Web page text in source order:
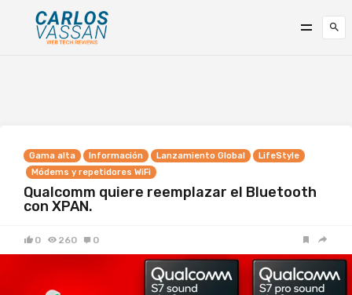
Gama alta Información Lanzamiento Global
LifeStyle
Módems y repetidores WiFi
Qualcomm quiere reemplazar el Bluetooth
con XPAN.
0 260 0